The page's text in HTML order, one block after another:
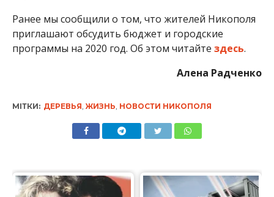
Ранее мы сообщили о том, что жителей Никополя
приглашают обсудить бюджет и городские
программы на 2020 год. Об этом читайте здесь.
Алена Радченко
МІТКИ: ДЕРЕВЬЯ ЖИЗНЬ НОВОСТИ НИКОПОЛЯ